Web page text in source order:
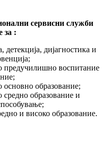
сервисни служби
за :
детекција, дијагностика и
предучилишно воспитание
основно образование;
средно образование и
и високо образование.